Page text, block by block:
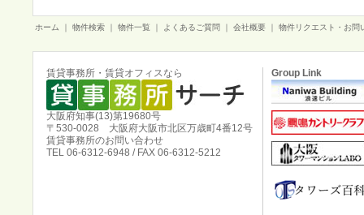
ホーム 物件検索 物件一覧 よくあるご質問 会社概要 物件リクエスト・お問
賃貸事務所・賃貸オフィスなら
大阪府知事(13)第19680号
〒530-0028 大阪府大阪市北区万歳町4番12号
賃貸事務所のお問い合わせ
TEL 06-6312-6948 / FAX 06-6312-5212
Group Link